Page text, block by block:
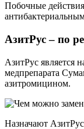
Побочные
АзитРус – по
АзитРус является
медпрепарата
азитромицином.
Назначают